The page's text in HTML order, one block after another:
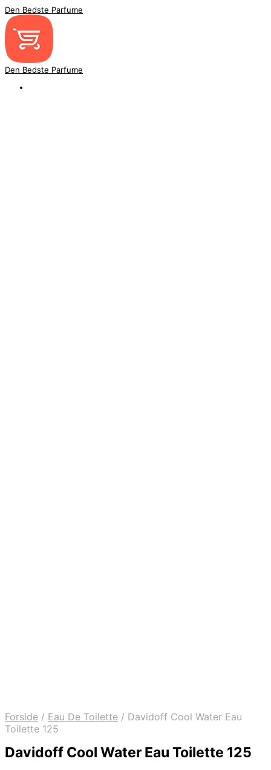
Den Bedste Parfume
Den Bedste Parfume
Forside / Eau De Toilette / Davidoff Cool Water Eau
Toilette 125
Davidoff Cool Water Eau Toilette 125